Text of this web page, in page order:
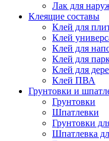
Лак для
Клеящие составы
Клей для
Клей
Клей для
Клей для
Клей для
Клей ПВА
Грунтовки и
Грунтовки
Шпатлевки
Грунтовки
Шпатлевка